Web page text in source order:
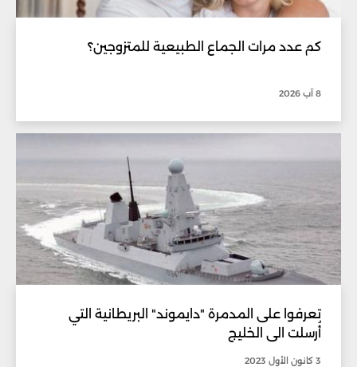
كم عدد مرات الجماع الطبيعية للمتزوجين؟
8 آب 2026
تعرفوا على المدمرة "دايموند" البريطانية التي
أُرسلت الى الخليج
3 كانون الأول 2023